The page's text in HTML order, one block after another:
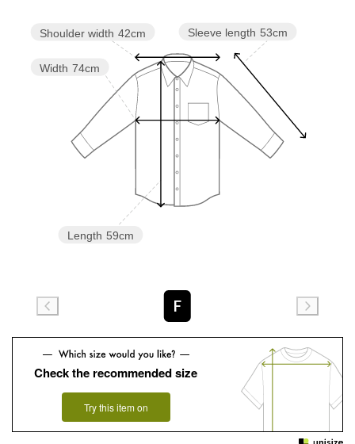
Sleeve length 53cm
Length 59cm
Width 74cm
Shoulder width 42cm
F
Check the recommended size
Try this item on